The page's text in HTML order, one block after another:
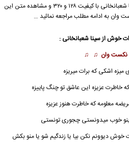
شعبانخانی
با کیفیت ۱۲۸ و ۳۲۰ و مشاهده متن این
وان به ادامه مطلب مراجعه نمائید …
خوش ازسینا شعبانخانی :
نکست وان ♫ ♫
اشکی که برات میریزه
خاطرت عزیزه این عاشق تو چنگ پاییزه
معلومه که خاطرت هنوز عزیزه
خوب میدونستی چجوری تونستی
خوشدیوونم نکن بیا یا زندگیم شو یا منو بکش